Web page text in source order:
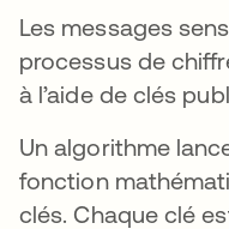
Les messages
processus de
à l’aide de clés
Un algorithme
fonction
clés. Chaque clé